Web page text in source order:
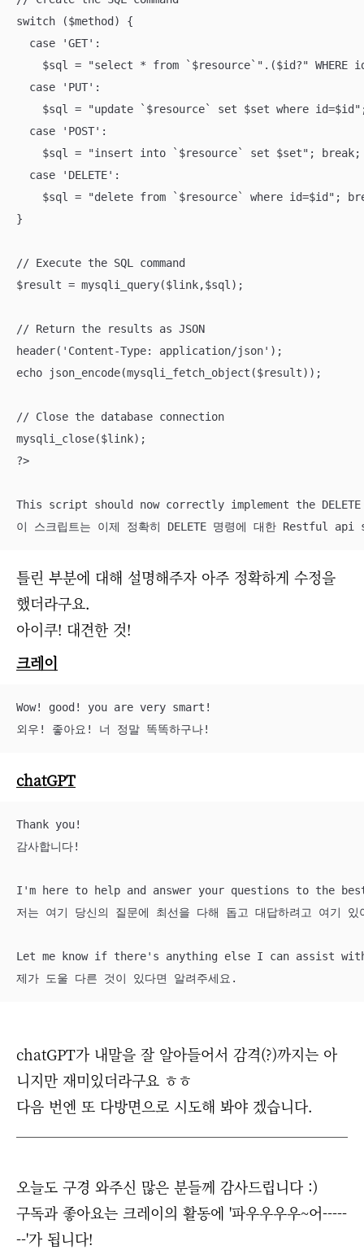
switch ($method) {
  case 'GET':
$sql = "select * from `$resource`".($id?" WHERE
  case 'PUT':
$sql = "update `$resource` set $set where
  case 'POST':
    $sql = "insert into `$resource` set $set"; break;
  case 'DELETE':
$sql = "delete from `$resource` where id=$id";
}
// Execute the SQL command
$result = mysqli_query($link,$sql);
// Return the results as JSON
header('Content-Type: application/json');
echo json_encode(mysqli_fetch_object($result));
// Close the database connection
mysqli_close($link);
?>
This script should now correctly implement the
이 스크립트는 이제 정확히 DELETE 명령에 대한 Restful api
틀린 부분에 대해 설명해주자 아주 정확하게 수정을
했더라구요.
아이쿠! 대견한 것!
크레이
Wow! good! you are very smart!
외우! 좋아요! 너 정말 똑똑하구나!
chatGPT
Thank you!
감사합니다!
I'm here to help and answer your questions to the
저는 여기 당신의 질문에 최선을 다해 돕고 대답하려고 여기 있
Let me know if there's anything else I can assist
제가 도울 다른 것이 있다면 알려주세요.
chatGPT가 내말을 잘 알아들어서 감격(?)까지는 아
니지만 재미있더라구요 ㅎㅎ
다음 번엔 또 다방면으로 시도해 봐야 겠습니다.
오늘도 구경 와주신 많은 분들께 감사드립니다 :)
구독과 좋아요는 크레이의 활동에 '파우우우우~어-----
--'가 됩니다!